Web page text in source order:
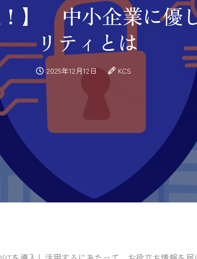
！】 中小企業に優
リティとは
2025年12月12日 KCS